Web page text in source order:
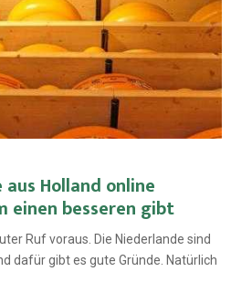
Holland online
einen besseren gibt
Ruf voraus. Die Niederlande sind
dafür gibt es gute Gründe. Natürlich